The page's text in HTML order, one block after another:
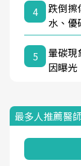
4
跌倒擦
水、優
5
暈碳現
因曝光
最多人推薦醫